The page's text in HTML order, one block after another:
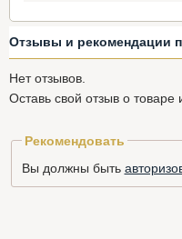
Отзывы и рекомендации
Нет отзывов.
Оставь свой отзыв о товаре
Рекомендовать
Вы должны быть